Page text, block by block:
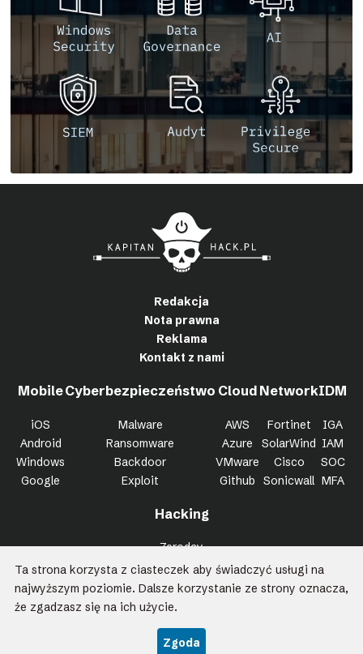
Redakcja
Nota prawna
Reklama
Kontakt z nami
Mobile
iOS
Android
Windows
Google
Cyberbezpieczeństwo
Malware
Ransomware
Backdoor
Exploit
Cloud
AWS
Azure
VMware
Github
Network
Fortinet
SolarWind
Cisco
Sonicwall
IDM
IGA
IAM
SOC
MFA
Hacking
Zeroday
Bypass
Trojan
Killchain
Wszystkie prawa zastrzeżone Kapitan Hack 2026
Ta strona korzysta z ciasteczek aby świadczyć usługi na
najwyższym poziomie. Dalsze korzystanie ze strony oznacza,
że zgadzasz się na ich użycie.
Zgoda